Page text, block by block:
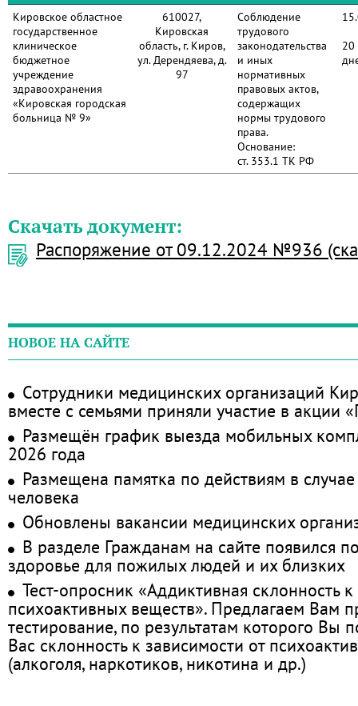
Кировское областное
государственное
клиническое
бюджетное
учреждение
здравоохранения
«Кировская городская
больница № 9»
610027,
Кировская
область, г. Киров,
ул. Дерендяева, д.
97
Соблюдение
трудового
законодательства
и иных
нормативных
правовых актов,
содержащих
нормы трудового
права.
Основание:
ст. 353.1 ТК РФ
20
Скачать документ:
Распоряжение от 09.12.2024 №936
НОВОЕ НА САЙТЕ
Сотрудники медицинских организаций
вместе с семьями приняли участие в акции
Размещён график выезда мобильных
2026 года
Размещена памятка по действиям в
человека
Обновлены вакансии медицинских
В разделе Гражданам на сайте появился
здоровье для пожилых людей и их близких
Тест-опросник «Аддиктивная склонность
психоактивных веществ». Предлагаем Вам
тестирование, по результатам которого Вы
Вас склонность к зависимости от
(алкоголя, наркотиков, никотина и др.)